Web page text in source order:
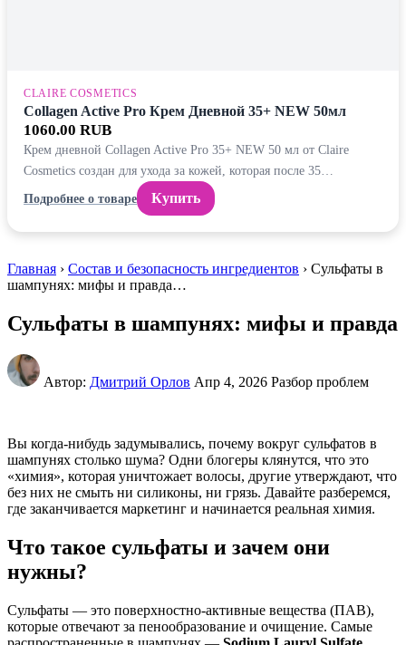
CLAIRE COSMETICS
Collagen Active Pro Крем Дневной 35+ NEW 50мл
1060.00 RUB
Крем дневной Collagen Active Pro 35+ NEW 50 мл от Claire
Cosmetics создан для ухода за кожей, которая после 35…
Подробнее о товаре
Купить
Главная › Состав и безопасность ингредиентов › Сульфаты в
шампунях: мифы и правда…
Сульфаты в шампунях: мифы и правда
Автор: Дмитрий Орлов Апр 4, 2026 Разбор проблем
Вы когда-нибудь задумывались, почему вокруг сульфатов в
шампунях столько шума? Одни блогеры клянутся, что это
«химия», которая уничтожает волосы, другие утверждают, что
без них не смыть ни силиконы, ни грязь. Давайте разберемся,
где заканчивается маркетинг и начинается реальная химия.
Что такое сульфаты и зачем они
нужны?
Сульфаты — это поверхностно-активные вещества (ПАВ),
которые отвечают за пенообразование и очищение. Самые